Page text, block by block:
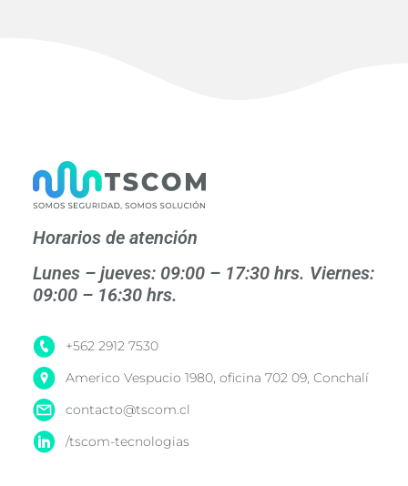
Horarios de atención
Lunes – jueves: 09:00 – 17:30 hrs. Viernes:
09:00 – 16:30 hrs.
+562 2912 7530
Americo Vespucio 1980, oficina 702 09, Conchalí
contacto@tscom.cl
/tscom-tecnologias